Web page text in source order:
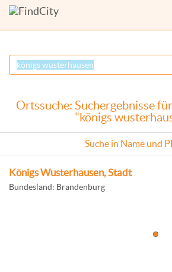
Ortssuche: Suchergebnisse
"königs
Suche in Name und
Königs Wusterhausen, Stadt
Bundesland: Brandenburg